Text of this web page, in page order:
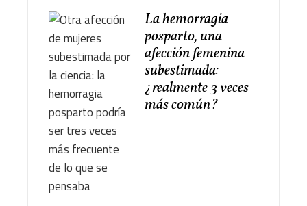
La hemorragia
posparto, una
afección femenina
subestimada:
¿realmente 3 veces
más común?